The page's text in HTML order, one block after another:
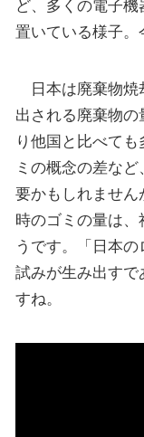
ど、多くの電子
置いている様子。
日本は廃棄物焼
出される廃棄物
り他国と比べて
ミの概念の差な
要かもしれませ
時のゴミの量は
うです。「日本
試みが生み出す
すね。